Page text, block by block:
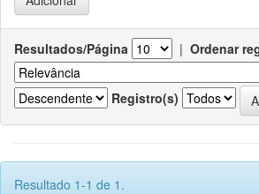
Resultados/Página | Ordenar
Registro(s)
Resultado 1-1 de 1.